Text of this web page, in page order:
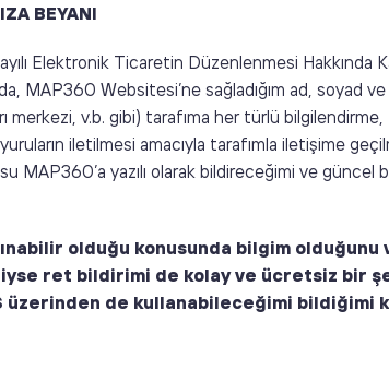
BEYANI
Elektronik Ticaretin Düzenlenmesi
MAP360 Websitesi’ne sağladığım ad, soyad
v.b. gibi) tarafıma her türlü
iletilmesi amacıyla tarafımla iletişime
MAP360’a yazılı olarak bildireceğimi ve
olduğu konusunda bilgim
ret bildirimi de kolay ve ücretsiz bir
üzerinden de kullanabileceğimi bildiğimi